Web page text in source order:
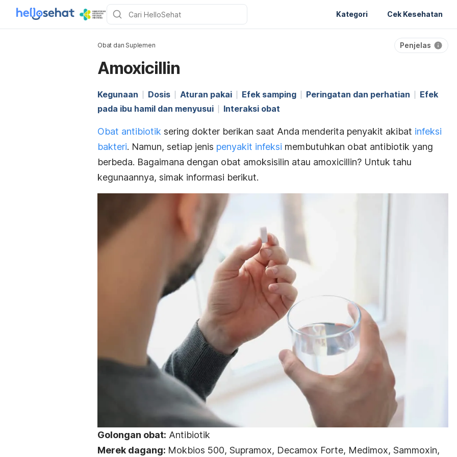
Kategori Cek Kesehatan
Obat dan Suplemen Penjelas
Amoxicillin
Kegunaan Dosis Aturan pakai Efek samping Peringatan dan perhatian
Efek
pada ibu hamil dan menyusui
Interaksi obat
Obat antibiotik sering dokter berikan saat Anda menderita penyakit akibat infeksi
bakteri. Namun, setiap jenis penyakit infeksi membutuhkan obat antibiotik yang
berbeda. Bagaimana dengan obat amoksisilin atau amoxicillin? Untuk tahu
kegunaannya, simak informasi berikut.
Golongan obat: Antibiotik
Merek dagang: Mokbios 500, Supramox, Decamox Forte, Medimox, Sammoxin,